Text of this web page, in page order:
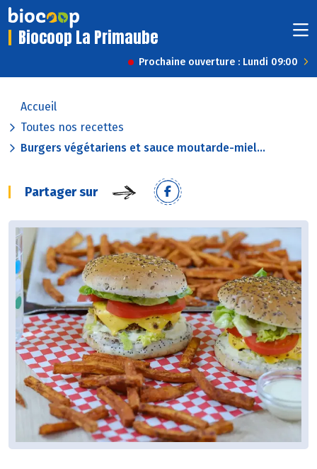
Biocoop La Primaube
Prochaine ouverture : Lundi 09:00
Accueil
Toutes nos recettes
Burgers végétariens et sauce moutarde-miel...
Partager sur